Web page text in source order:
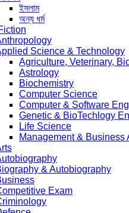
ইসলাম
অন্য ধর্ম
Science & Technology
Agriculture, Veterinary,
Astrology
Biochemistry
Computer Science
Computer & Software
Genetic & BioTechlogy
Life Science
Management & Business
& Autobiography
Exam